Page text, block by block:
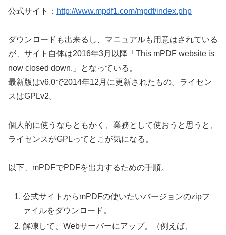
公式サイト： http://www.mpdf1.com/mpdf/index.php
ダウンロードも出来るし、マニュアルも用意はされている
が、サイト自体は2016年3月以降「This mPDF website is
now closed down.」となっている。
最新版はv6.0で2014年12月に更新されたもの。ライセン
スはGPLv2。
個人的に使うならともかく、業務として使おうと思うと、
ライセンスがGPLってとこが気になる。
以下、mPDFでPDFを出力するための手順。
公式サイトからmPDFの使いたいバージョンのzipフ
ァイルをダウンロード。
解凍して、Webサーバーにアップ。（例えば、